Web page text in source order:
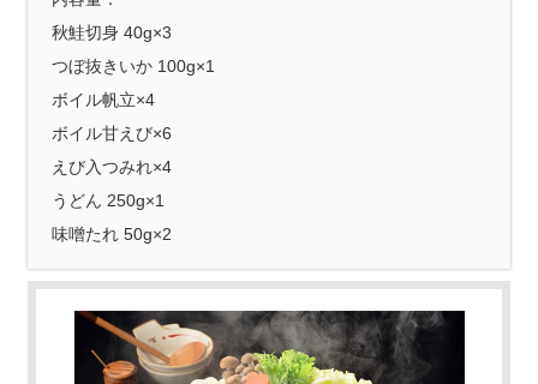
秋鮭切身 40g×3
つぼ抜きいか 100g×1
ボイル帆立×4
ボイル甘えび×6
えび入つみれ×4
うどん 250g×1
味噌たれ 50g×2